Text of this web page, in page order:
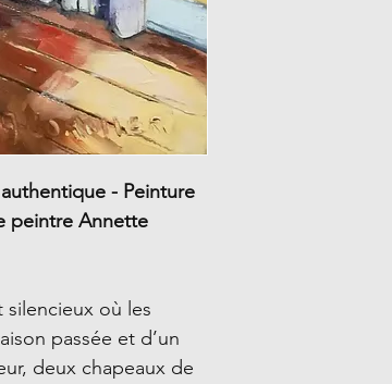
- Peinture
peintre Annette
où les
passée et d’un
deux chapeaux de